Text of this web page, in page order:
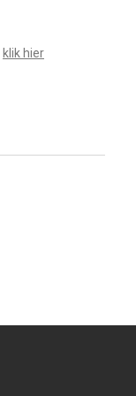
klik hier